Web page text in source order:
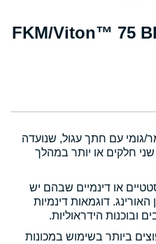
120.00×3.00 FKM/Viton™
גומי עם חתך עגול, שנועדה
חלקים או יותר במהלך
או דינמיים שבהם יש
דוגמאות דינמיות
ובוכנות הידראוליות.
ביותר בשימוש במכונות